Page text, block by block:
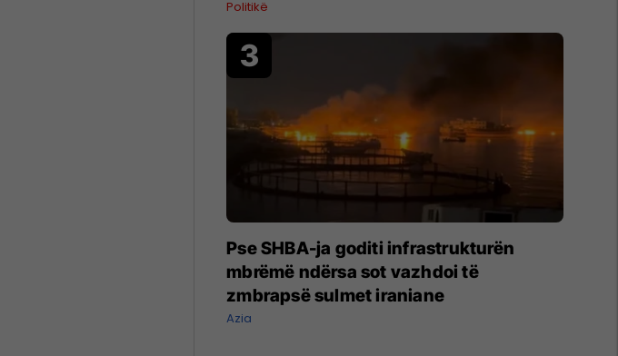
gjitha partive
Politikë
Pse SHBA-ja goditi infrastrukturën
mbrëmë ndërsa sot vazhdoi të
zmbrapsë sulmet iraniane
Azia